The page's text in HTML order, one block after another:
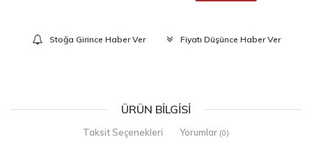
Stoğa Girince Haber Ver Fiyatı Düşünce Haber Ver
ÜRÜN BILGISI
Taksit Seçenekleri Yorumlar (0)